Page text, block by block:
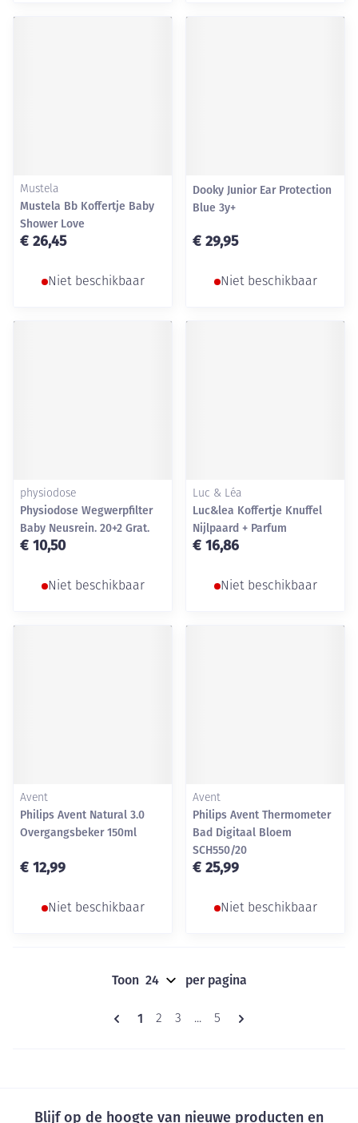
Mustela
Mustela Bb Koffertje Baby
Shower Love
€ 26,45
Niet beschikbaar
Dooky Junior Ear Protection
Blue 3y+
€ 29,95
Niet beschikbaar
physiodose
Physiodose Wegwerpfilter
Baby Neusrein. 20+2 Grat.
€ 10,50
Niet beschikbaar
Luc & Léa
Luc&lea Koffertje Knuffel
Nijlpaard + Parfum
€ 16,86
Niet beschikbaar
Avent
Philips Avent Natural 3.0
Overgangsbeker 150ml
€ 12,99
Niet beschikbaar
Avent
Philips Avent Thermometer
Bad Digitaal Bloem
SCH550/20
€ 25,99
Niet beschikbaar
Pagina's
U lees momenteel pagina
1 Pagina
2 Pagina
3 ... Pagina
5
Toon per pagina
Blijf op de hoogte van nieuwe producten en